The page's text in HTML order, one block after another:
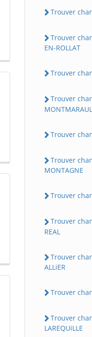
Trouver
Trouver
EN-ROLLAT
Trouver
Trouver
Trouver
Trouver
MONTAGNE
Trouver
Trouver
REAL
Trouver
ALLiER
Trouver
Trouver
LAREQUiLLE